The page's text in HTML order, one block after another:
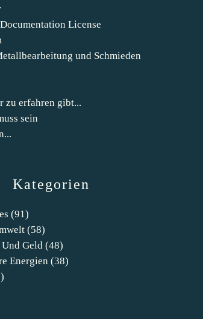
Kategorien
(91)
(58)
Geld (48)
Energien (38)
License
und Schmieden
zu erfahren gibt...
sein